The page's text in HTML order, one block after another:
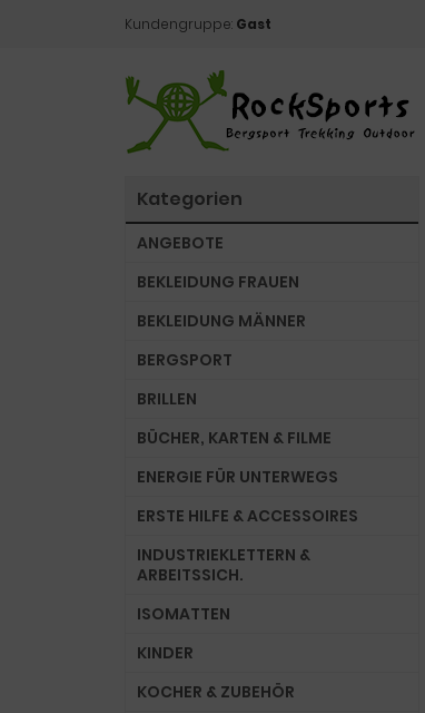
Kundengruppe: Gast
Kategorien
ANGEBOTE
BEKLEIDUNG FRAUEN
BEKLEIDUNG MÄNNER
BERGSPORT
BRILLEN
BÜCHER, KARTEN & FILME
ENERGIE FÜR UNTERWEGS
ERSTE HILFE & ACCESSOIRES
INDUSTRIEKLETTERN &
ARBEITSSICH.
ISOMATTEN
KINDER
KOCHER & ZUBEHÖR